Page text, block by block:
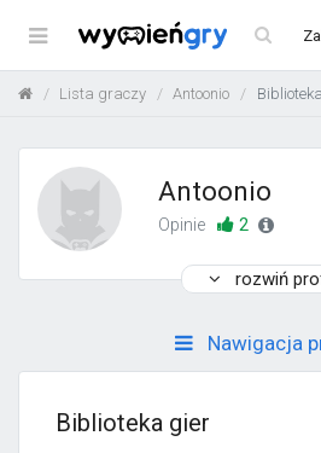
Menu
Lista graczy Antoonio
Antoonio
Opinie 2
rozwiń
Nawigacja
Biblioteka gier